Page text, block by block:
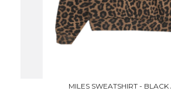
MILES SWEATSHIRT -